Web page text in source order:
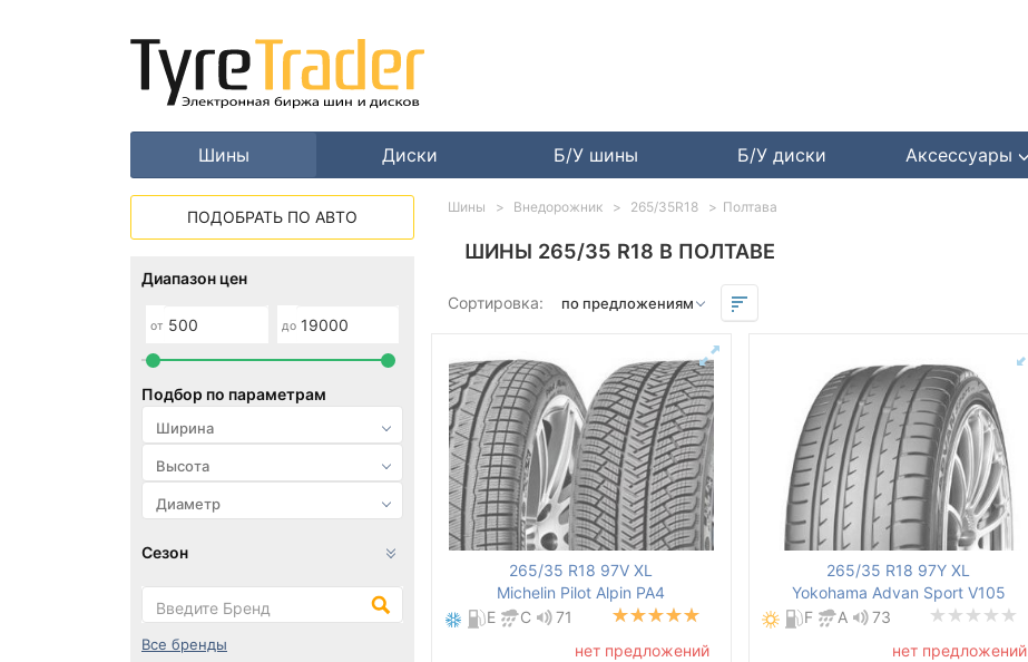
Шины Диски Б/У шины Б/У диски Аксессуары
ШИНЫ 265/35 R18 В ПОЛТАВЕ
Сортировка:
265/35 R18 97V XL
Michelin Pilot Alpin PA4
E
C
71
нет предложений
265/35 R18 97Y XL
Yokohama Advan Sport V105
F
A
73
нет предложений
Шины Внедорожник 265/35R18 Полтава
ПОДОБРАТЬ ПО АВТО
Диапазон цен
от до
Подбор по параметрам
Сезон
Все бренды